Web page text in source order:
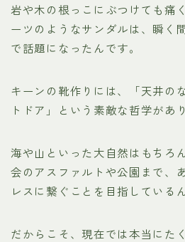
岩や木の根っこにぶつけても痛
ーツのようなサンダルは、瞬く
で話題になったんです。
キーンの靴作りには、「天井の
トドア」という素敵な哲学があ
海や山といった大自然はもちろ
会のアスファルトや公園まで、
レスに繋ぐことを目指している
だからこそ、現在では本当にた